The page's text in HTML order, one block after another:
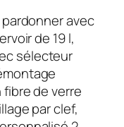
avec
de 19 l,
sélecteur
de verre
par clef,